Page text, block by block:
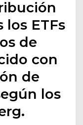
los ETFs
de
con
de
los